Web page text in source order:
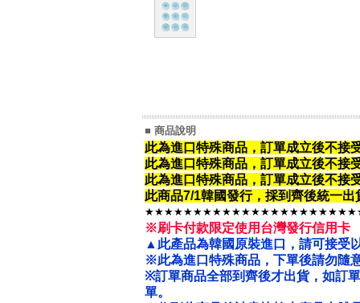
■ 商品說明
此為進口特殊商品，訂單成立後不接
此為進口特殊商品， 訂單成立後不接
此為進口特殊商品， 訂單成立後不接
此商品7/1韓國發行，採到齊後統一
※刷卡付款限定使用台灣發行信用卡
▲此產品為韓國原裝進口，請可接受
※此為進口特殊商品，下單後請勿隨
※訂單商品全部到齊後才出貨，如訂
單。